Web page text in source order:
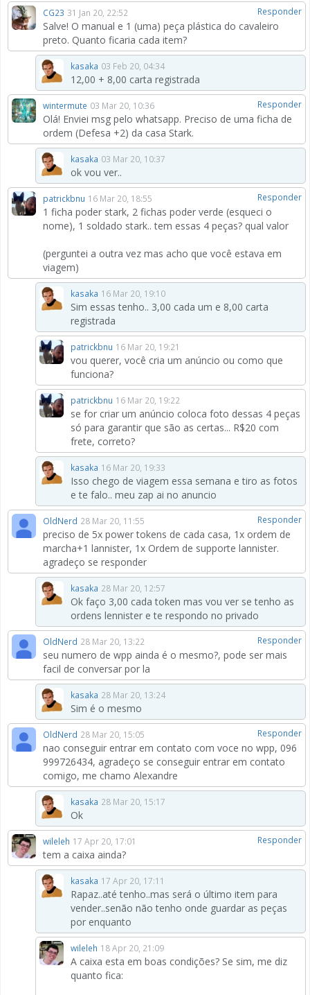
Responder
CG23 31 Jan 20, 22:52
Salve! O manual e 1 (uma) peça plástica do cavaleiro
preto. Quanto ficaria cada item?
kasaka 03 Feb 20, 04:34
12,00 + 8,00 carta registrada
Responder
wintermute 03 Mar 20, 10:36
Olá! Enviei msg pelo whatsapp. Preciso de uma ficha de
ordem (Defesa +2) da casa Stark.
kasaka 03 Mar 20, 10:37
ok vou ver..
Responder
patrickbnu 16 Mar 20, 18:55
1 ficha poder stark, 2 fichas poder verde (esqueci o
nome), 1 soldado stark.. tem essas 4 peças? qual valor
(perguntei a outra vez mas acho que você estava em
viagem)
kasaka 16 Mar 20, 19:10
Sim essas tenho.. 3,00 cada um e 8,00 carta
registrada
patrickbnu 16 Mar 20, 19:21
vou querer, você cria um anúncio ou como que
funciona?
patrickbnu 16 Mar 20, 19:22
se for criar um anúncio coloca foto dessas 4 peças
só para garantir que são as certas... R$20 com
frete, correto?
kasaka 16 Mar 20, 19:33
Isso chego de viagem essa semana e tiro as fotos
e te falo.. meu zap ai no anuncio
Responder
OldNerd 28 Mar 20, 11:55
preciso de 5x power tokens de cada casa, 1x ordem de
marcha+1 lannister, 1x Ordem de supporte lannister.
agradeço se responder
kasaka 28 Mar 20, 12:57
Ok faço 3,00 cada token mas vou ver se tenho as
ordens lennister e te respondo no privado
Responder
OldNerd 28 Mar 20, 13:22
seu numero de wpp ainda é o mesmo?, pode ser mais
facil de conversar por la
kasaka 28 Mar 20, 13:24
Sim é o mesmo
Responder
OldNerd 28 Mar 20, 15:05
nao conseguir entrar em contato com voce no wpp, 096
999726434, agradeço se conseguir entrar em contato
comigo, me chamo Alexandre
kasaka 28 Mar 20, 15:17
Ok
Responder
wileleh 17 Apr 20, 17:01
tem a caixa ainda?
kasaka 17 Apr 20, 17:11
Rapaz..até tenho..mas será o último item para
vender..senão não tenho onde guardar as peças
por enquanto
wileleh 18 Apr 20, 21:09
A caixa esta em boas condições? Se sim, me diz
quanto fica: